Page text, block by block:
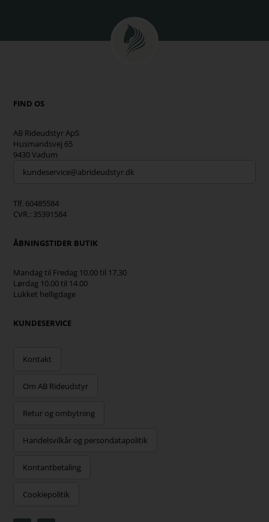
FIND OS
AB Rideudstyr ApS
Husmandsvej 65
9430 Vadum
kundeservice@abrideudstyr.dk
Tlf. 60485584
CVR.: 35391584
ÅBNINGSTIDER BUTIK
Mandag til Fredag 10.00 til 17.30
Lørdag 10.00 til 14.00
Lukket helligdage
KUNDESERVICE
Kontakt
Om AB Rideudstyr
Retur og ombytning
Handelsvilkår og persondatapolitik
Kontantbetaling
Cookiepolitik